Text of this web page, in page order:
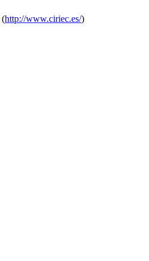
(http://www.ciriec.es/)